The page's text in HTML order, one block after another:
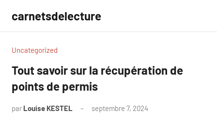
contenu
carnetsdelecture
Uncategorized
Tout savoir sur la récupération de
points de permis
par Louise KESTEL septembre 7, 2024